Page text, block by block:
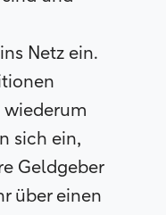
Netz ein.
wiederum
sich ein,
Geldgeber
über einen